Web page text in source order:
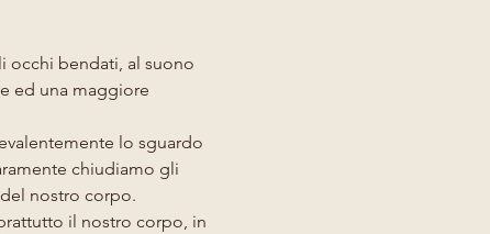
occhi bendati, al suono
ed una maggiore
lo sguardo
chiudiamo gli
nostro corpo.
il nostro corpo, in